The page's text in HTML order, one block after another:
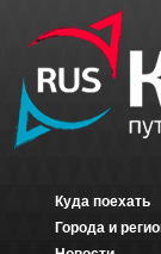
Куда поехать
Города и